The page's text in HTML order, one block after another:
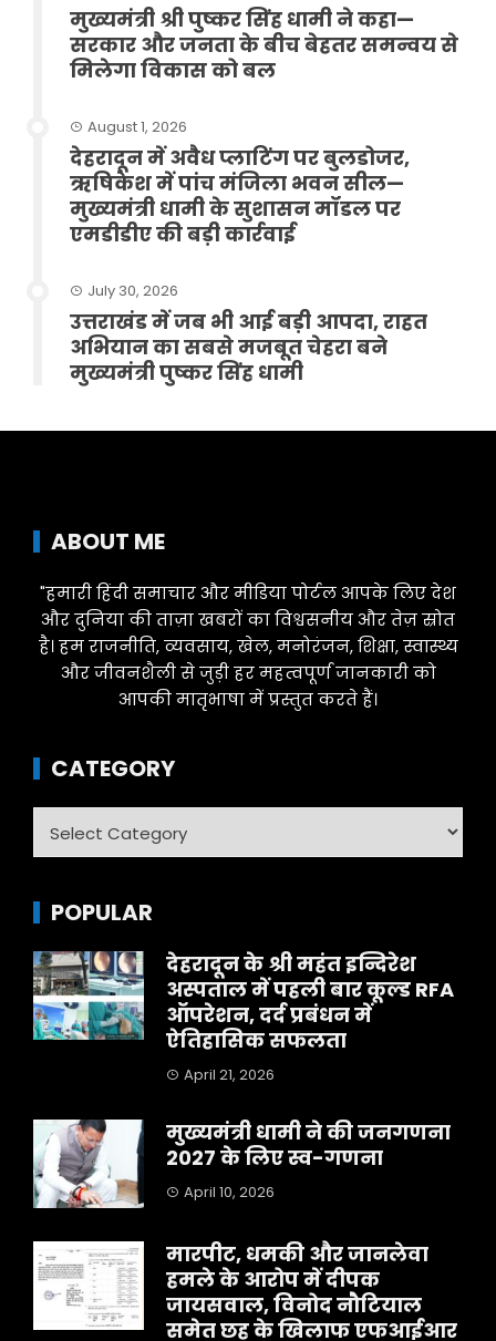
मुख्यमंत्री श्री पुष्कर सिंह धामी ने कहा—
सरकार और जनता के बीच बेहतर समन्वय से
मिलेगा विकास को बल
August 1, 2026
देहरादून में अवैध प्लाटिंग पर बुलडोजर,
ऋषिकेश में पांच मंजिला भवन सील—
मुख्यमंत्री धामी के सुशासन मॉडल पर
एमडीडीए की बड़ी कार्रवाई
July 30, 2026
उत्तराखंड में जब भी आई बड़ी आपदा, राहत
अभियान का सबसे मजबूत चेहरा बने
मुख्यमंत्री पुष्कर सिंह धामी
ABOUT ME
"हमारी हिंदी समाचार और मीडिया पोर्टल आपके लिए देश
और दुनिया की ताज़ा खबरों का विश्वसनीय और तेज़ स्रोत
है। हम राजनीति, व्यवसाय, खेल, मनोरंजन, शिक्षा, स्वास्थ्य
और जीवनशैली से जुड़ी हर महत्वपूर्ण जानकारी को
आपकी मातृभाषा में प्रस्तुत करते हैं।
CATEGORY
POPULAR
देहरादून के श्री महंत इन्दिरेश
अस्पताल में पहली बार कूल्ड RFA
ऑपरेशन, दर्द प्रबंधन में
ऐतिहासिक सफलता
April 21, 2026
मुख्यमंत्री धामी ने की जनगणना
2027 के लिए स्व-गणना
April 10, 2026
मारपीट, धमकी और जानलेवा
हमले के आरोप में दीपक
जायसवाल, विनोद नौटियाल
समेत छह के खिलाफ एफआईआर